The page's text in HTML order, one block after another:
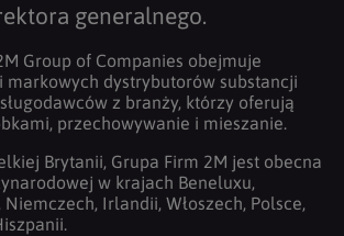
generalnego.
Group of Companies obejmuje
markowych dystrybutorów substancji
z branży, którzy oferują
przechowywanie i mieszanie.
Brytanii, Grupa Firm 2M jest obecna
w krajach Beneluxu,
Niemczech, Irlandii, Włoszech, Polsce,